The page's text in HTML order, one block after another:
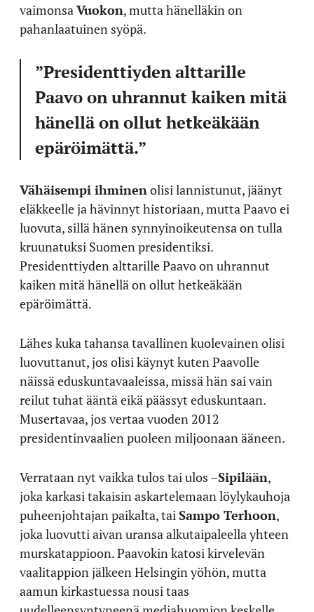
vaimonsaVuokon, mutta hänelläkin on
pahanlaatuinen syöpä.
”Presidenttiyden alttarille
Paavo on uhrannut kaiken mitä
hänellä on ollut hetkeäkään
epäröimättä.”
Vähäisempi ihminenolisi lannistunut, jäänyt
eläkkeelle ja hävinnyt historiaan, mutta Paavo ei
luovuta, sillä hänen synnyinoikeutensa on tulla
kruunatuksi Suomen presidentiksi.
Presidenttiyden alttarille Paavo on uhrannut
kaiken mitä hänellä on ollut hetkeäkään
epäröimättä.
Lähes kuka tahansa tavallinen kuolevainen olisi
luovuttanut, jos olisi käynyt kuten Paavolle
näissä eduskuntavaaleissa, missä hän sai vain
reilut tuhat ääntä eikä päässyt eduskuntaan.
Musertavaa, jos vertaa vuoden 2012
presidentinvaalien puoleen miljoonaan ääneen.
Verrataan nyt vaikka tulos tai ulos –Sipilään,
joka karkasi takaisin askartelemaan löylykauhoja
puheenjohtajan paikalta, taiSampo Terhoon,
joka luovutti aivan uransa alkutaipaleella yhteen
murskatappioon. Paavokin katosi kirvelevän
vaalitappion jälkeen Helsingin yöhön, mutta
aamun kirkastuessa nousi taas